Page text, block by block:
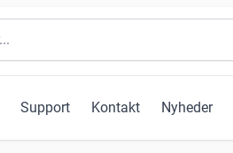
Support Kontakt Nyheder